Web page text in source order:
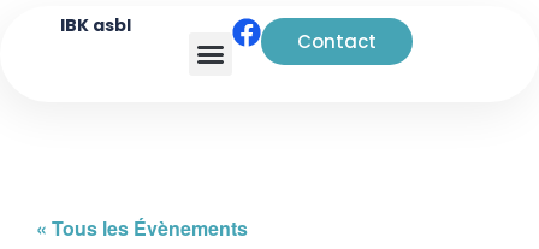
IBK asbl
Contact
« Tous les Évènements